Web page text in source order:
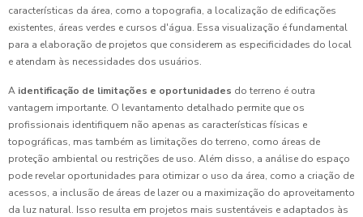
características da área, como a topografia, a localização de edificações
existentes, áreas verdes e cursos d'água. Essa visualização é fundamental
para a elaboração de projetos que considerem as especificidades do local
e atendam às necessidades dos usuários.
A identificação de limitações e oportunidades do terreno é outra
vantagem importante. O levantamento detalhado permite que os
profissionais identifiquem não apenas as características físicas e
topográficas, mas também as limitações do terreno, como áreas de
proteção ambiental ou restrições de uso. Além disso, a análise do espaço
pode revelar oportunidades para otimizar o uso da área, como a criação de
acessos, a inclusão de áreas de lazer ou a maximização do aproveitamento
da luz natural. Isso resulta em projetos mais sustentáveis e adaptados às